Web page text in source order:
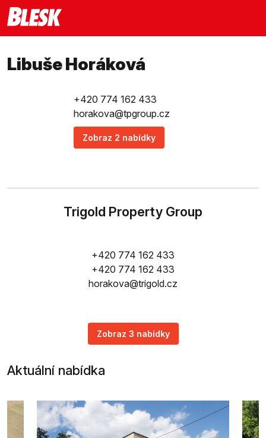
Libuše Horáková
+420 774 162 433
horakova@tpgroup.cz
Zobraz 2 nabídky
Trigold Property Group
+420 774 162 433
+420 774 162 433
horakova@trigold.cz
Zobraz 3 nabídky
Aktuální nabídka